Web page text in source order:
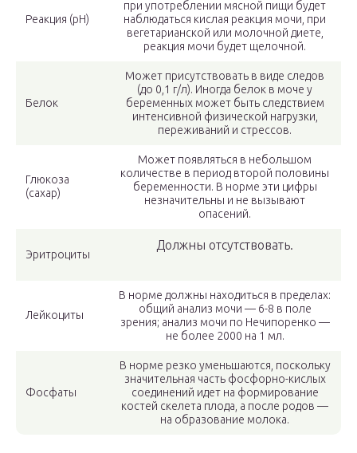
Реакция (рН)
при употреблении мясной пищи будет
наблюдаться кислая реакция мочи, при
вегетарианской или молочной диете,
реакция мочи будет щелочной.
Белок
Может присутствовать в виде следов
(до 0,1 г/л). Иногда белок в моче у
беременных может быть следствием
интенсивной физической нагрузки,
переживаний и стрессов.
Глюкоза
(сахар)
Может появляться в небольшом
количестве в период второй половины
беременности. В норме эти цифры
незначительны и не вызывают
опасений.
Эритроциты
Должны отсутствовать.
Лейкоциты
В норме должны находиться в пределах:
общий анализ мочи — 6-8 в поле
зрения; анализ мочи по Нечипоренко —
не более 2000 на 1 мл.
Фосфаты
В норме резко уменьшаются, поскольку
значительная часть фосфорно-кислых
соединений идет на формирование
костей скелета плода, а после родов —
на образование молока.